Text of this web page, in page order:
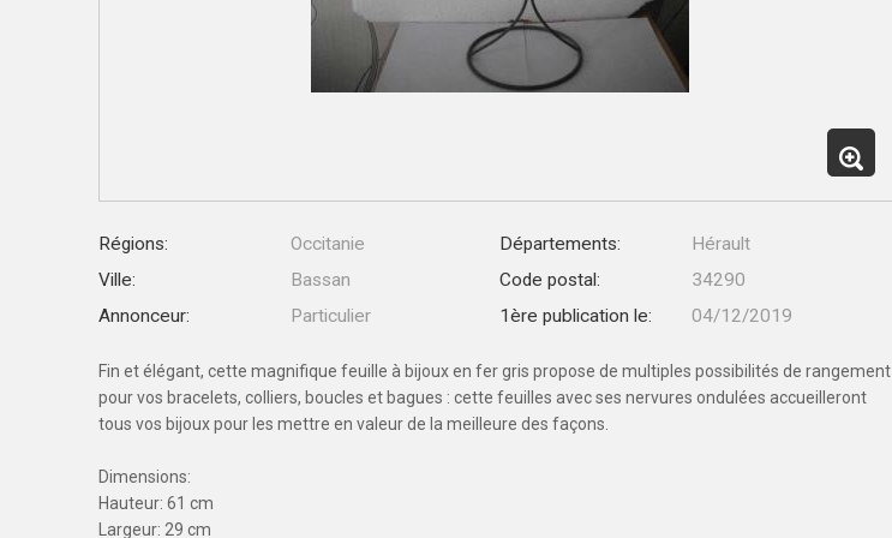
Régions: Occitanie Départements:
Hérault
Ville:
Bassan Code postal:
34290
Annonceur:
Particulier 1ère publication le: 04/12/2019
Fin et élégant, cette magnifique feuille à bijoux en fer gris propose de multiples possibilités de rangement
pour vos bracelets, colliers, boucles et bagues : cette feuilles avec ses nervures ondulées accueilleront
tous vos bijoux pour les mettre en valeur de la meilleure des façons.
Dimensions:
Hauteur: 61 cm
Largeur: 29 cm